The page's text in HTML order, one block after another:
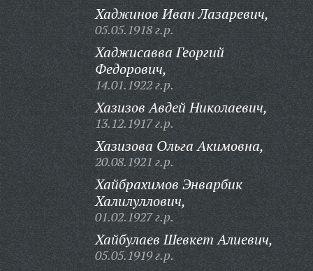
Хаджинов Иван Лазаревич,
05.05.1918 г.р.
Хаджисавва Георгий
Федорович,
14.01.1922 г.р.
Хазизов Авдей Николаевич,
13.12.1917 г.р.
Хазизова Ольга Акимовна,
20.08.1921 г.р.
Хайбрахимов Энварбик
Халилуллович,
01.02.1927 г.р.
Хайбулаев Шевкет Алиевич,
05.05.1919 г.р.